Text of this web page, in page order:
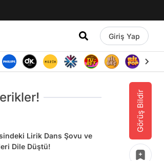
Giriş Yap
Görüş Bildir
Lirik Dans Şovu ve
Dile Düştü!